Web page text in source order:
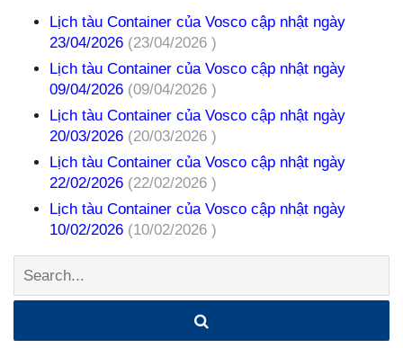
Lịch tàu Container của Vosco cập nhật ngày
23/04/2026 (23/04/2026 )
Lịch tàu Container của Vosco cập nhật ngày
09/04/2026 (09/04/2026 )
Lịch tàu Container của Vosco cập nhật ngày
20/03/2026 (20/03/2026 )
Lịch tàu Container của Vosco cập nhật ngày
22/02/2026 (22/02/2026 )
Lịch tàu Container của Vosco cập nhật ngày
10/02/2026 (10/02/2026 )
Search: